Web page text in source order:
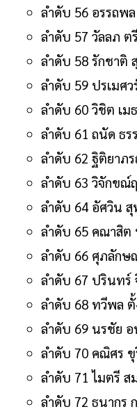
ลำดับ 56 อรรถพ
ลำดับ 57 วัลลภ ต
ลำดับ 58 รักชาติ
ลำดับ 59 ปรเมศ
ลำดับ 60 วิชิต เม
ลำดับ 61 ถนัด ธร
ลำดับ 62 ฐิติยาภ
ลำดับ 63 วิจักขณ์
ลำดับ 64 อัศวิน สุ
ลำดับ 65 คณาสิต
ลำดับ 66 ศุภลักษ
ลำดับ 67 ปรินทร์
ลำดับ 68 ทวีพล ตั้
ลำดับ 69 นรชัย
ลำดับ 70 คณิศร ขุ
ลำดับ 71 ไมตรี ส
ลำดับ 72 ธนากร